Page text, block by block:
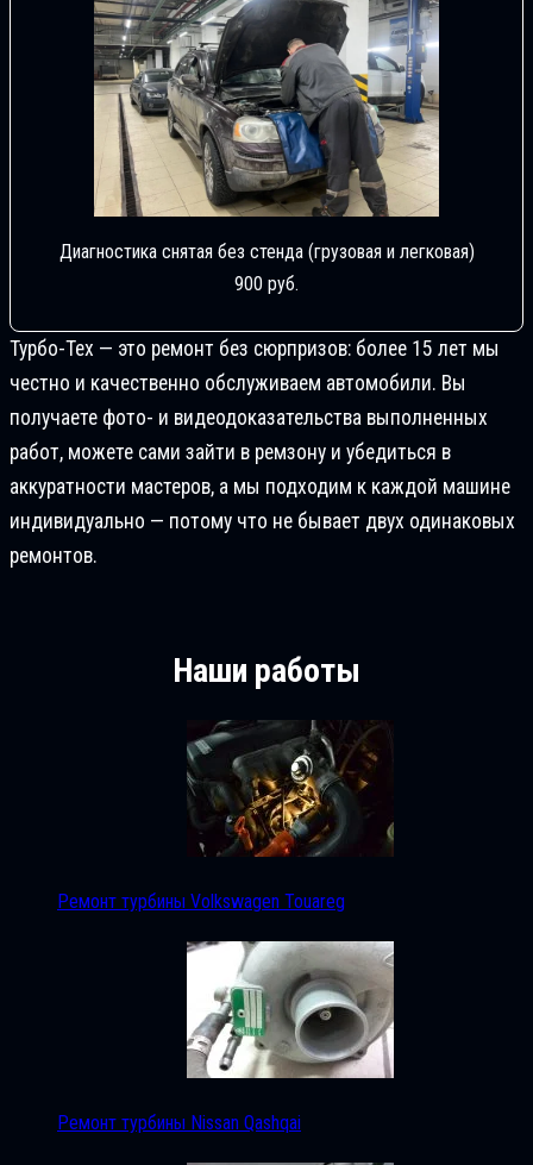
Диагностика снятая без стенда (грузовая и легковая)
900 руб.
Турбо-Тех — это ремонт без сюрпризов: более 15 лет мы
честно и качественно обслуживаем автомобили. Вы
получаете фото- и видеодоказательства выполненных
работ, можете сами зайти в ремзону и убедиться в
аккуратности мастеров, а мы подходим к каждой машине
индивидуально — потому что не бывает двух одинаковых
ремонтов.
Наши работы
Ремонт турбины Volkswagen Touareg
Ремонт турбины Nissan Qashqai